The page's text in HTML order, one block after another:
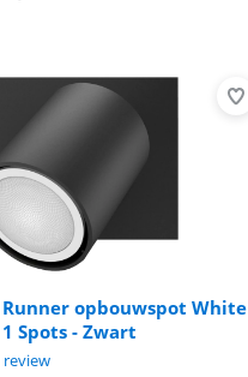
opbouwspot White
Spots - Zwart
review